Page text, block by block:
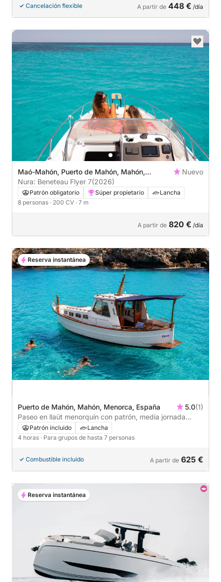
Cancelación flexible A partir de 448 € /día
Maó-Mahón, Puerto de Mahón, Mahón,
Menorca
Nuevo
Nura: Beneteau Flyer 7(2026)
Patrón obligatorio Súper propietario
Lancha
8 personas · 200 CV · 7 m
A partir de 820 € /día
Puerto de Mahón, Mahón, Menorca, España 5.0(1)
Paseo en llaüt menorquín con patrón, media jornada
desde Mahón
Patrón incluido
Lancha
4 horas · Para grupos de hasta 7 personas
Combustible incluido A partir de 625 €
Reserva instantánea
Reserva instantánea